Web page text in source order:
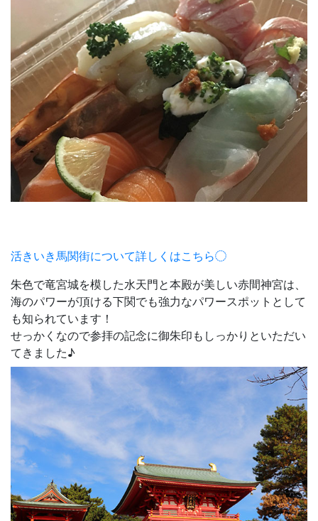
活きいき馬関街について詳しくはこちら
朱色で竜宮城を模した水天門と本殿が美しい赤間神宮は、
海のパワーが頂ける下関でも強力なパワースポットとして
も知られています！
せっかくなので参拝の記念に御朱印もしっかりといただい
てきました♪